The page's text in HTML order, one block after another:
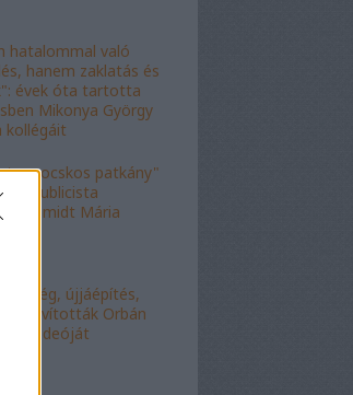
hatalommal való
hanem zaklatás és
évek óta tartotta
Mikonya György
kollégáit
te mocskos patkány"
publicista
Schmidt Mária
segítség, újjáépítés,
- Kijavították Orbán
videóját